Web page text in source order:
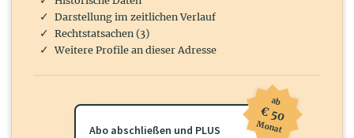
Darstellung im zeitlichen Verlauf
Rechtstatsachen (3)
Weitere Profile an dieser Adresse
Abo abschließen und PLUS
ab
€ 50
Monat